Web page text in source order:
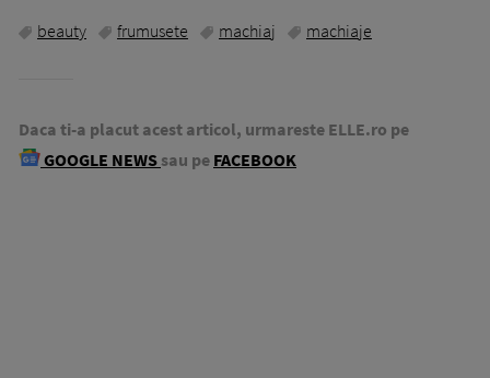
beauty frumusete machiaj machiaje
Daca ti-a placut acest articol, urmareste ELLE.ro pe
GOOGLE NEWS sau pe FACEBOOK